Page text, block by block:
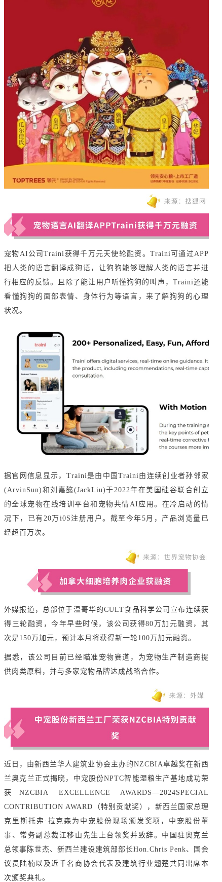
宠物AI公司Traini获得千万元天使轮融资。Traini可通过APP
把人类的语言翻译成狗语，让狗狗能够理解人类的语言并进
行相应的反馈。且除了能让用户听懂狗狗的叫声，Traini还能
看懂狗狗的面部表情、身体行为等语言，来了解狗狗的心理
状况。
据官网信息显示，Traini是由中国Traini由连续创业者孙邻家
(ArvinSun)和刘嘉懿(JackLiu)于2022年在美国硅谷联合创立
的全球宠物在线培训平台和宠物共情AI应用。在冷启动的情
况下，已有20万i0S注册用户。截至今年5月，产品浏览量已
经超百万次。
外媒报道，总部位于温哥华的CULT食品科学公司宣布连续获
得三轮融资，今年早些时候，该公司获得80万加元融资，其
次是150万加元，预计本月将获得新一轮100万加元融资。
据悉，该公司目前已经瞄准宠物赛道，为宠物生产制造商提
供肉类原料，并与多家宠物品牌达成战略合作。
近日，由新西兰华人建筑业协会主办的NZCBIA卓越奖在新西
兰奥克兰正式揭晓，中宠股份NPTC智能湿粮生产基地成功荣
获NZCBIA EXCELLENCE AWARDS—2024SPECIAL
CONTRIBUTION AWARD（特别贡献奖），新西兰国家总理
克里斯托弗·拉克森为中宠股份现场颁发奖项，中宠股份董
事、常务副总裁江移山先生上台领奖并致辞。中国驻奥克兰
总领事陈世杰、新西兰建设建筑部部长Hon.Chris Penk、国会
议员陆楠以及近千名商协会代表及建筑行业翘楚共同出席本
次颁奖典礼。